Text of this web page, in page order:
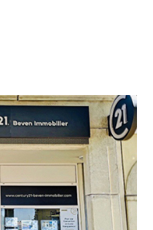
Immobilier
de l'Arnede
30210